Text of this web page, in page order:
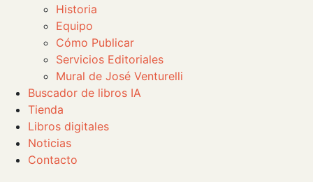
Historia
Equipo
Cómo Publicar
Servicios Editoriales
Mural de José Venturelli
Buscador de libros IA
Tienda
Libros digitales
Noticias
Contacto